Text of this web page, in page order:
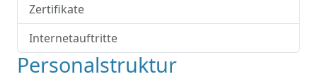
Zertifikate
Internetauftritte
Personalstruktur